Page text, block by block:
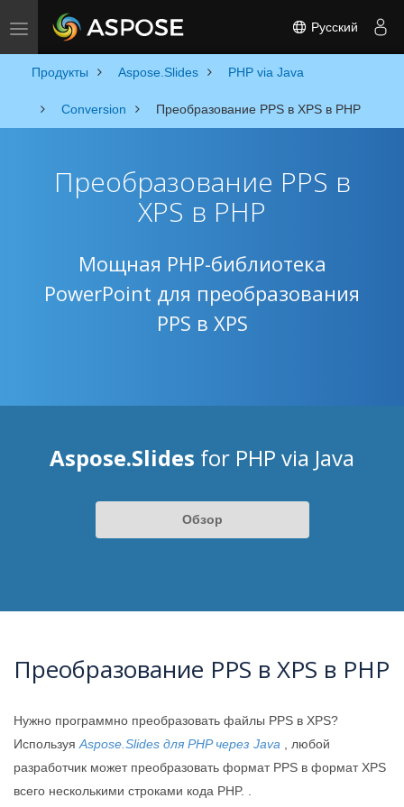
Toggle navigation Русский
Продукты Aspose.Slides PHP via Java
Conversion Преобразование PPS в XPS в PHP
Преобразование PPS в
XPS в PHP
Мощная PHP-библиотека
PowerPoint для преобразования
PPS в XPS
Aspose.Slides for PHP via Java
Обзор
Преобразование PPS в XPS в PHP
Нужно программно преобразовать файлы PPS в XPS?
Используя Aspose.Slides для PHP через Java , любой
разработчик может преобразовать формат PPS в формат XPS
всего несколькими строками кода PHP. .